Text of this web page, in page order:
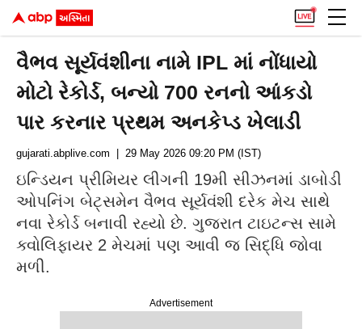
વૈભવ સૂર્યવંશીના નામે IPL માં નોંધાયો
મોટો રેકોર્ડ, બન્યો 700 રનનો આંકડો
પાર કરનાર પ્રથમ અનકેપ્ડ ખેલાડી
Advertisement
gujarati.abplive.com | 29 May 2026 09:20 PM (IST)
ઇન્ડિયન પ્રીમિયર લીગની 19મી સીઝનમાં ડાબોડી
ઓપનિંગ બેટ્સમેન વૈભવ સૂર્યવંશી દરેક મેચ સાથે
નવા રેકોર્ડ બનાવી રહ્યો છે. ગુજરાત ટાઇટન્સ સામે
ક્વોલિફાયર 2 મેચમાં પણ આવી જ સિદ્ધિ જોવા
મળી.